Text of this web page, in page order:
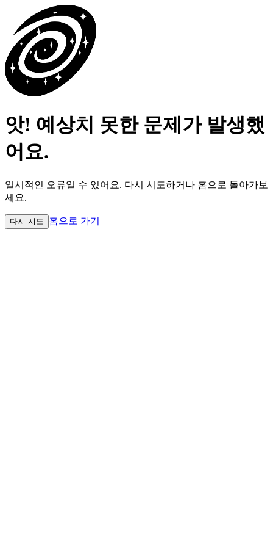
앗! 예상치 못한 문제가 발생했
어요.
일시적인 오류일 수 있어요. 다시 시도하거나 홈으로 돌아가보
세요.
다시 시도 홈으로 가기